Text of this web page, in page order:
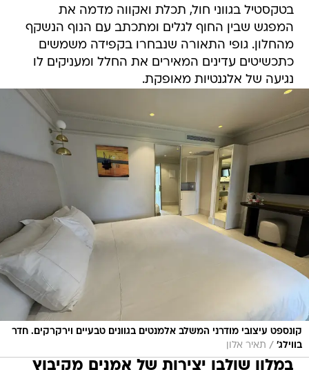
בטקסטיל בגווני חול, תכלת ואקווה מדמה את
המפגש שבין החוף לגלים ומתכתב עם הנוף הנשקף
מהחלון. גופי התאורה שנבחרו בקפידה משמשים
כתכשיטים עדינים המאירים את החלל ומעניקים לו
נגיעה של אלגנטיות מאופקת.
קונספט עיצובי מודרני המשלב אלמנטים בגוונים טבעיים וירקרקים. חדר
בווילג' / תאיר אלון
במלון שולבו יצירות של אמנים מקיבוץ